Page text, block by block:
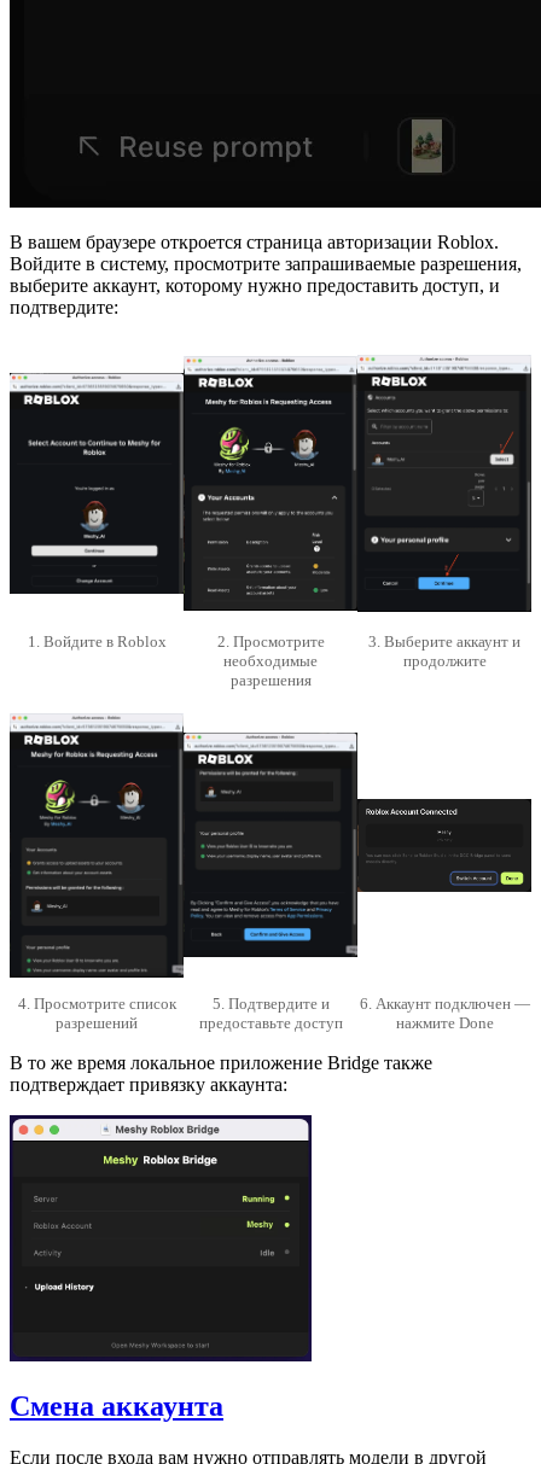
В вашем браузере откроется страница авторизации Roblox.
Войдите в систему, просмотрите запрашиваемые разрешения,
выберите аккаунт, которому нужно предоставить доступ, и
подтвердите:
1. Войдите в Roblox
2. Просмотрите
необходимые
разрешения
3. Выберите аккаунт и
продолжите
4. Просмотрите список
разрешений
5. Подтвердите и
предоставьте доступ
6. Аккаунт подключен —
нажмите Done
В то же время локальное приложение Bridge также
подтверждает привязку аккаунта:
Смена аккаунта
Если после входа вам нужно отправлять модели в другой